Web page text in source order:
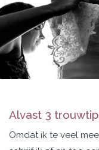
Alvast 3
Omdat ik te veel